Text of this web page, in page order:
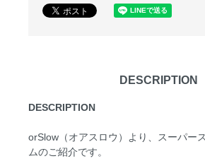
DESCRIPTION
DESCRIPTION
orSlow（オアスロウ）より、スーパー
ムのご紹介です。